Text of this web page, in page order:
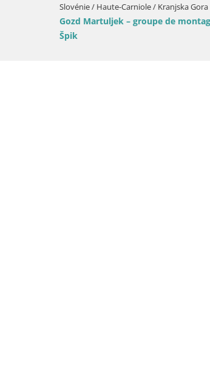
Slovénie / Haute-Carniole / Kranjska Gora
Gozd Martuljek – groupe de montagnes
Špik